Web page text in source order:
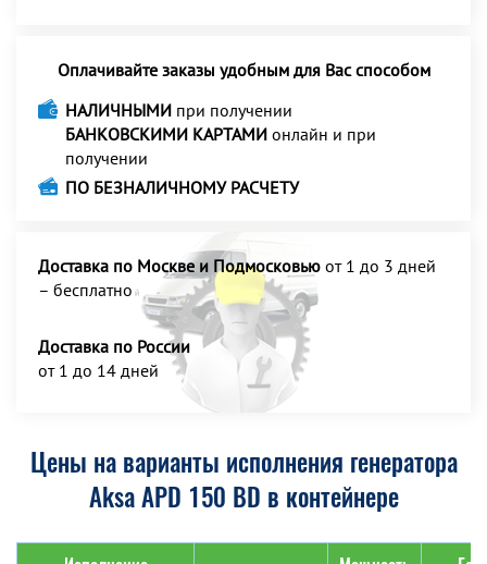
Оплачивайте заказы удобным для Вас способом
НАЛИЧНЫМИ при получении
БАНКОВСКИМИ КАРТАМИ онлайн и при
получении
ПО БЕЗНАЛИЧНОМУ РАСЧЕТУ
Доставка по Москве и Подмосковью от 1 до 3 дней
– бесплатно
Доставка по России
от 1 до 14 дней
Цены на варианты исполнения генератора
Aksa APD 150 BD в контейнере